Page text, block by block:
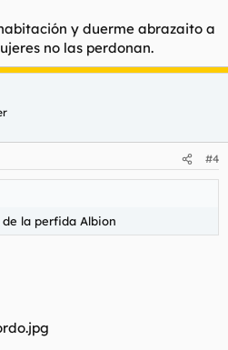
y duerme abrazaito a
no las perdonan.
#4
la perfida Albion